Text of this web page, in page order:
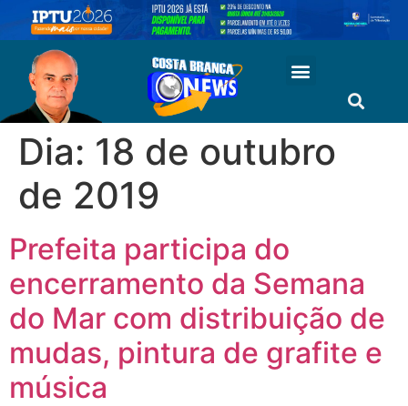
Dia: 18 de outubro
de 2019
Prefeita participa do
encerramento da Semana
do Mar com distribuição de
mudas, pintura de grafite e
música